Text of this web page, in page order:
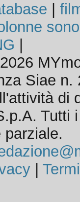
Siae n.
di
Tutti
parziale.
|